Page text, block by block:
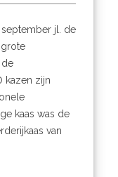
jl. de
de
kazen zijn
kaas was de
van